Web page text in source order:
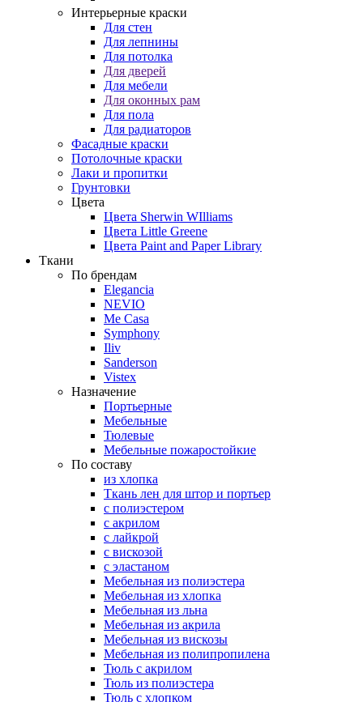
Интерьерные краски
Для стен
Для лепнины
Для потолка
Для дверей
Для мебели
Для оконных рам
Для пола
Для радиаторов
Фасадные краски
Потолочные краски
Лаки и пропитки
Грунтовки
Цвета
Цвета Sherwin WIlliams
Цвета Little Greene
Цвета Paint and Paper Library
Ткани
По брендам
Elegancia
NEVIO
Me Casa
Symphony
Iliv
Sanderson
Vistex
Назначение
Портьерные
Мебельные
Тюлевые
Мебельные пожаростойкие
По составу
из хлопка
Ткань лен для штор и портьер
с полиэстером
с акрилом
с лайкрой
с вискозой
с эластаном
Мебельная из полиэстера
Мебельная из хлопка
Мебельная из льна
Мебельная из акрила
Мебельная из вискозы
Мебельная из полипропилена
Тюль с акрилом
Тюль из полиэстера
Тюль с хлопком